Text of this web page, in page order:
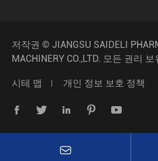
저작권 © JIANGSU SAIDELI
MACHINERY CO.,LTD. 모든 권리 보
시테 맵 개인 정보 보호 정책
    
